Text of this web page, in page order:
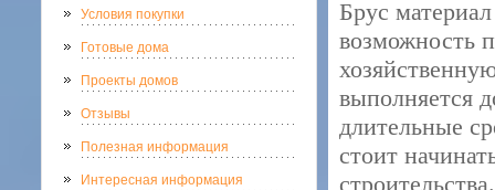
Условия покупки
Готовые дома
Проекты домов
Отзывы
Полезная информация
Интересная информация
Брус
возможность
выполняется
длительные
стоит